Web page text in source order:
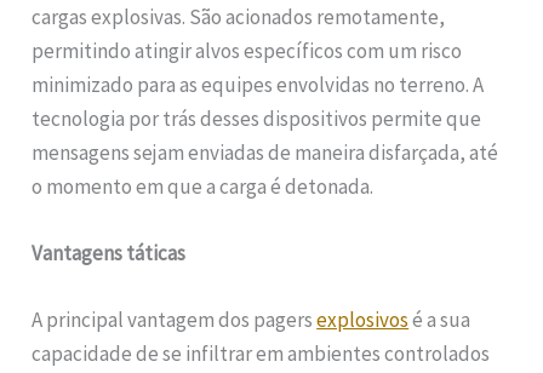
cargas explosivas. São acionados remotamente,
permitindo atingir alvos específicos com um risco
minimizado para as equipes envolvidas no terreno. A
tecnologia por trás desses dispositivos permite que
mensagens sejam enviadas de maneira disfarçada, até
o momento em que a carga é detonada.
Vantagens táticas
A principal vantagem dos pagersexplosivosé a sua
capacidade de se infiltrar em ambientes controlados